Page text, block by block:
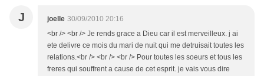
J joelle 30/09/2010 20:16
<br /> <br /> Je rends grace a Dieu car il est merveilleux. j ai
ete delivre ce mois du mari de nuit qui me detruisait toutes les
relations.<br /> <br /> <br /> Pour toutes les soeurs et tous les
freres qui souffrent a cause de cet esprit. je vais vous dire